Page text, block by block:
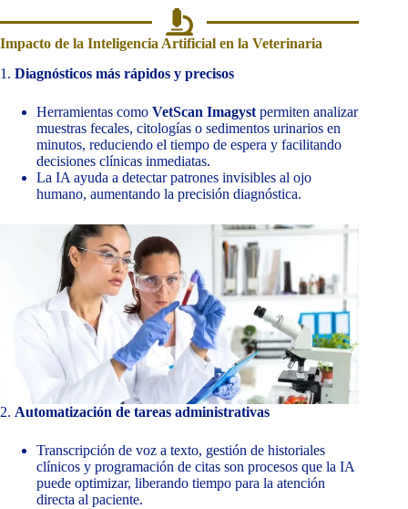
Impacto de la Inteligencia Artificial en la Veterinaria
1. Diagnósticos más rápidos y precisos
Herramientas como VetScan Imagyst permiten analizar
muestras fecales, citologías o sedimentos urinarios en
minutos, reduciendo el tiempo de espera y facilitando
decisiones clínicas inmediatas.
La IA ayuda a detectar patrones invisibles al ojo
humano, aumentando la precisión diagnóstica.
2. Automatización de tareas administrativas
Transcripción de voz a texto, gestión de historiales
clínicos y programación de citas son procesos que la IA
puede optimizar, liberando tiempo para la atención
directa al paciente.